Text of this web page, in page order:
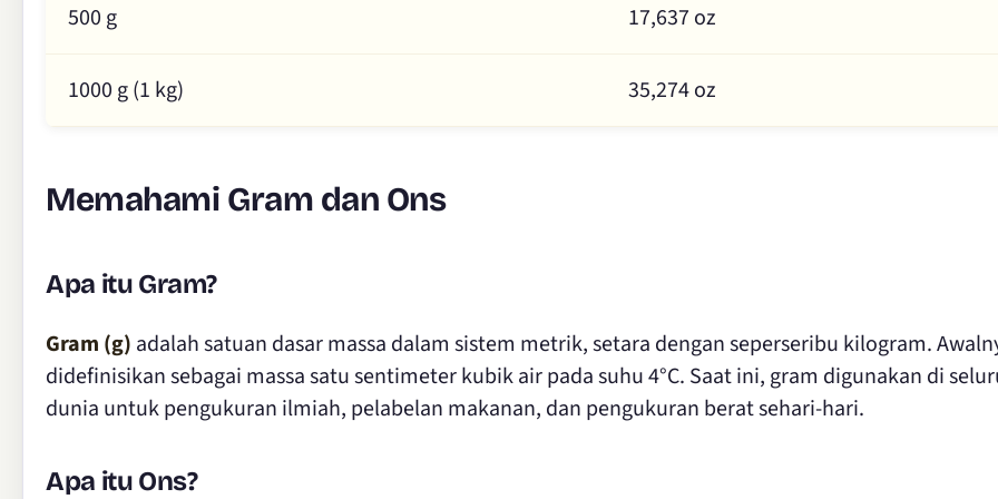
500 g 17,637 oz
1000 g (1 kg) 35,274 oz
Memahami Gram dan Ons
Apa itu Gram?
Gram (g) adalah satuan dasar massa dalam sistem metrik, setara dengan seperseribu kilogram.
didefinisikan sebagai massa satu sentimeter kubik air pada suhu 4°C. Saat ini, gram digunakan di
dunia untuk pengukuran ilmiah, pelabelan makanan, dan pengukuran berat sehari-hari.
Apa itu Ons?